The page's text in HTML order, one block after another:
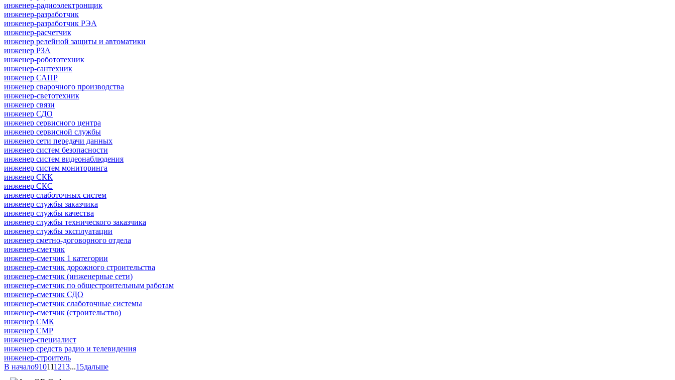
инженер-радиоэлектронщик
инженер-разработчик
инженер-разработчик РЭА
инженер-расчетчик
инженер релейной защиты и автоматики
инженер РЗА
инженер-робототехник
инженер-сантехник
инженер САПР
инженер сварочного производства
инженер-светотехник
инженер связи
инженер СДО
инженер сервисного центра
инженер сервисной службы
инженер сети передачи данных
инженер систем безопасности
инженер систем видеонаблюдения
инженер систем мониторинга
инженер СКК
инженер СКС
инженер слаботочных систем
инженер службы заказчика
инженер службы качества
инженер службы технического заказчика
инженер службы эксплуатации
инженер сметно-договорного отдела
инженер-сметчик
инженер-сметчик 1 категории
инженер-сметчик дорожного строительства
инженер-сметчик (инженерные сети)
инженер-сметчик по общестроительным работам
инженер-сметчик СДО
инженер-сметчик слаботочные системы
инженер-сметчик (строительство)
инженер СМК
инженер СМР
инженер-специалист
инженер средств радио и телевидения
инженер-строитель
В начало910111213...15дальше